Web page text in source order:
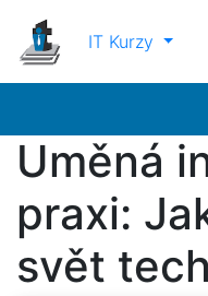
IT Kurzy
Uměná
praxi:
svět